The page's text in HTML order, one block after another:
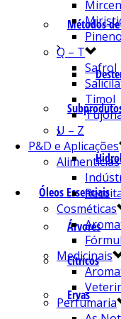
Métodos
Óleos Essenciais
Árvores
Cítricos
Ervas
Pineno
Q – T
Safrol
Timol
U – Z
P&D e Aplicações
Alimentícias
Cosméticas
Medicinais
Perfumaria